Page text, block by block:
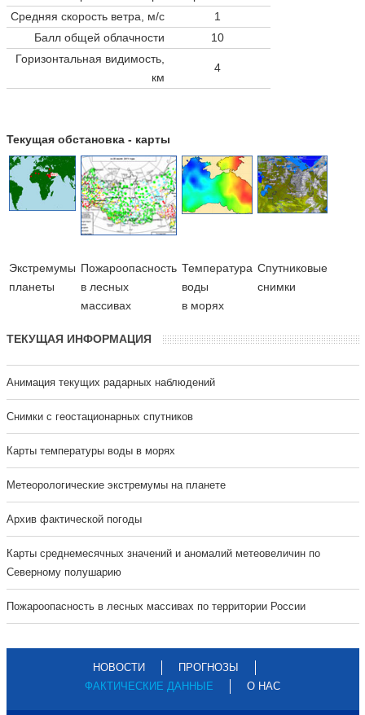
Средняя скорость ветра, м/с
1
Балл общей облачности
10
Горизонтальная видимость,
км
4
Текущая обстановка - карты
Экстремумы
планеты
Пожароопасность
в лесных
массивах
Температура
воды
в морях
Cпутниковые
снимки
ТЕКУЩАЯ ИНФОРМАЦИЯ
Анимация текущих радарных наблюдений
Cнимки с геостационарных спутников
Карты температуры воды в морях
Метеорологические экстремумы на планете
Архив фактической погоды
Карты среднемесячных значений и аномалий метеовеличин по
Северному полушарию
Пожароопасность в лесных массивах по территории России
НОВОСТИ
ПРОГНОЗЫ
ФАКТИЧЕСКИЕ ДАННЫЕ
О НАС